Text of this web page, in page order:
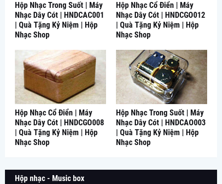
Hộp Nhạc Trong Suốt | Máy
Nhạc Dây Cót | HNDCAC001
| Quà Tặng Kỷ Niệm | Hộp
Nhạc Shop
Hộp Nhạc Cổ Điển | Máy
Nhạc Dây Cót | HNDCGO012
| Quà Tặng Kỷ Niệm | Hộp
Nhạc Shop
Hộp Nhạc Cổ Điển | Máy
Nhạc Dây Cót | HNDCGO008
| Quà Tặng Kỷ Niệm | Hộp
Nhạc Shop
Hộp Nhạc Trong Suốt | Máy
Nhạc Dây Cót | HNDCAO003
| Quà Tặng Kỷ Niệm | Hộp
Nhạc Shop
Hộp nhạc - Music box